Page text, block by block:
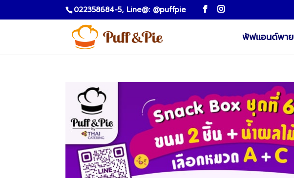
022358684-5, Line@: @puffpie
พัฟแอนด์พาย